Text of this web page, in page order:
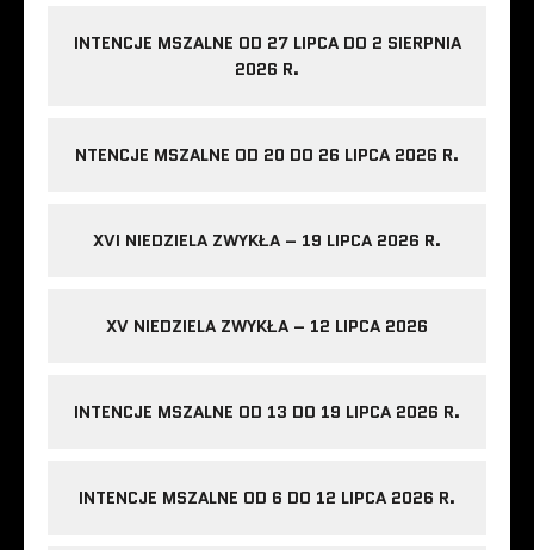
INTENCJE MSZALNE OD 27 LIPCA DO 2 SIERPNIA
2026 R.
NTENCJE MSZALNE OD 20 DO 26 LIPCA 2026 R.
XVI NIEDZIELA ZWYKŁA – 19 LIPCA 2026 R.
XV NIEDZIELA ZWYKŁA – 12 LIPCA 2026
INTENCJE MSZALNE OD 13 DO 19 LIPCA 2026 R.
INTENCJE MSZALNE OD 6 DO 12 LIPCA 2026 R.